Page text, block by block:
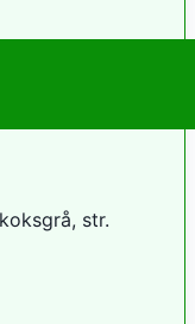
str.